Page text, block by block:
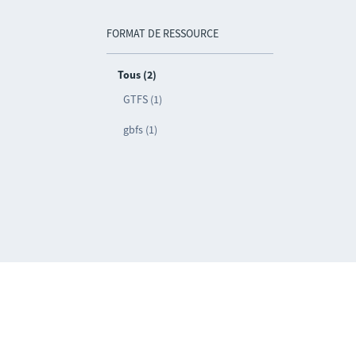
FORMAT DE RESSOURCE
Tous (2)
GTFS (1)
gbfs (1)